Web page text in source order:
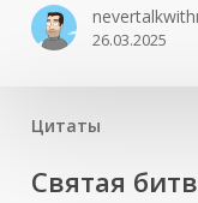
26.03.2025
Цитаты
Святая